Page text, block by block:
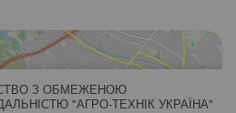
З ОБМЕЖЕНОЮ
"АГРО-ТЕХНІК УКРАЇНА"